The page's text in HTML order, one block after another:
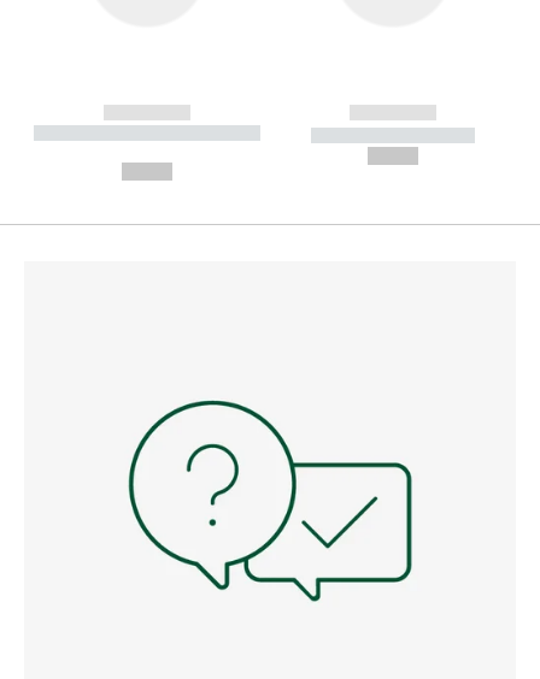
------------
----------- ----------- --------
------------
----------- -----------